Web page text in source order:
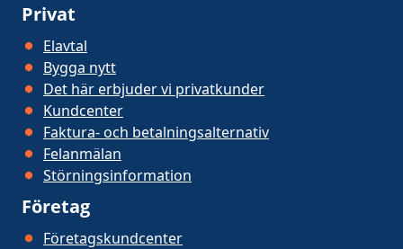
Privat
Elavtal
Bygga nytt
Det här erbjuder vi privatkunder
Kundcenter
Faktura- och betalningsalternativ
Felanmälan
Störningsinformation
Företag
Företagskundcenter